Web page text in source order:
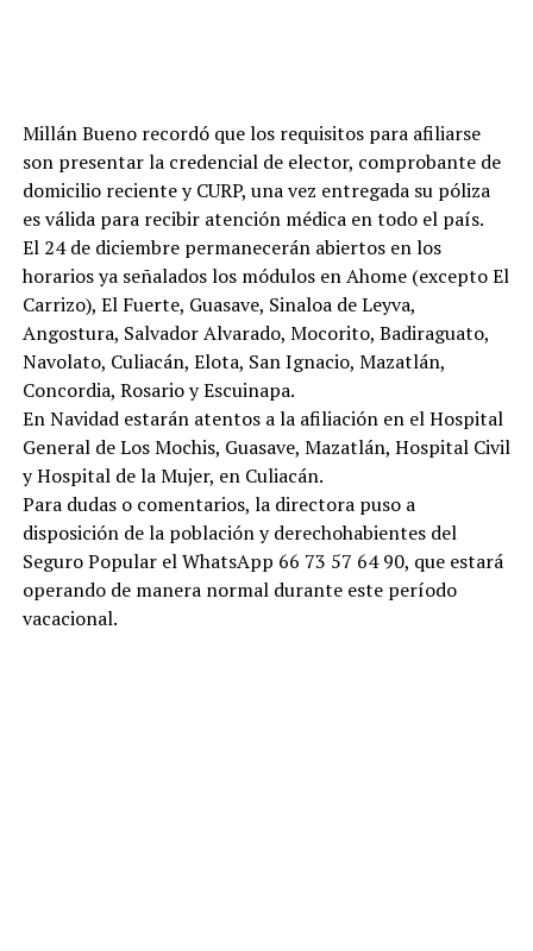
Millán Bueno recordó que los requisitos para afiliarse
son presentar la credencial de elector, comprobante de
domicilio reciente y CURP, una vez entregada su póliza
es válida para recibir atención médica en todo el país.
El 24 de diciembre permanecerán abiertos en los
horarios ya señalados los módulos en Ahome (excepto El
Carrizo), El Fuerte, Guasave, Sinaloa de Leyva,
Angostura, Salvador Alvarado, Mocorito, Badiraguato,
Navolato, Culiacán, Elota, San Ignacio, Mazatlán,
Concordia, Rosario y Escuinapa.
En Navidad estarán atentos a la afiliación en el Hospital
General de Los Mochis, Guasave, Mazatlán, Hospital Civil
y Hospital de la Mujer, en Culiacán.
Para dudas o comentarios, la directora puso a
disposición de la población y derechohabientes del
Seguro Popular el WhatsApp 66 73 57 64 90, que estará
operando de manera normal durante este período
vacacional.